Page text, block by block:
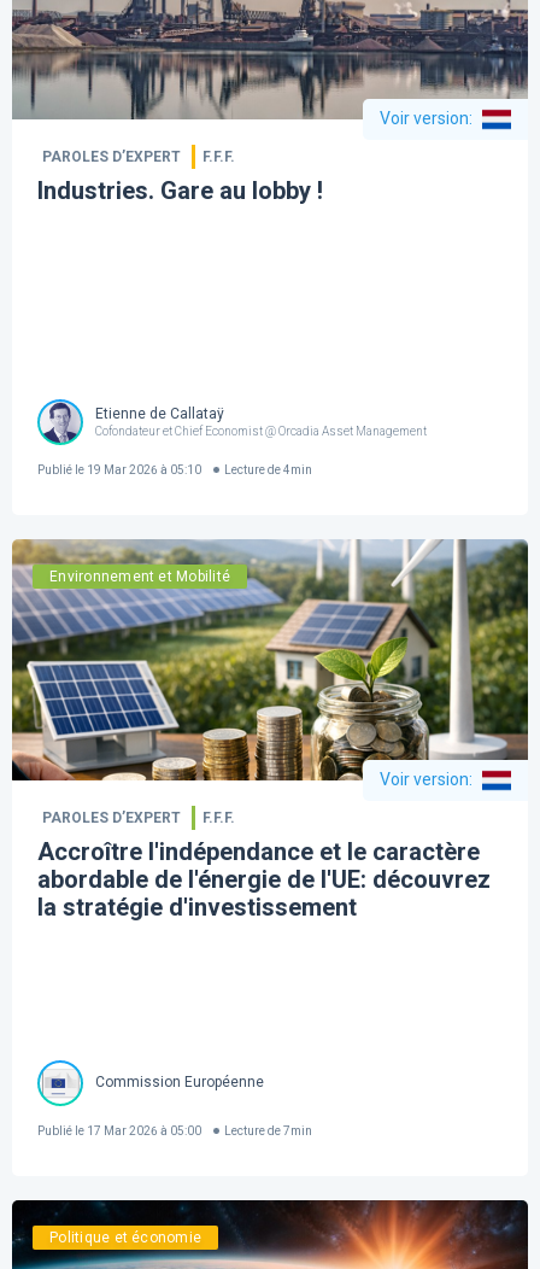
Voir version:
PAROLES D’EXPERT F.F.F.
Industries. Gare au lobby !
Etienne de Callataÿ
Cofondateur et Chief Economist @ Orcadia Asset Management
Publié le 19 Mar 2026 à 05:10 Lecture de 4min
Environnement et Mobilité
Voir version:
PAROLES D’EXPERT F.F.F.
Accroître l'indépendance et le caractère
abordable de l'énergie de l'UE: découvrez
la stratégie d'investissement
Commission Européenne
Publié le 17 Mar 2026 à 05:00 Lecture de 7min
Politique et économie